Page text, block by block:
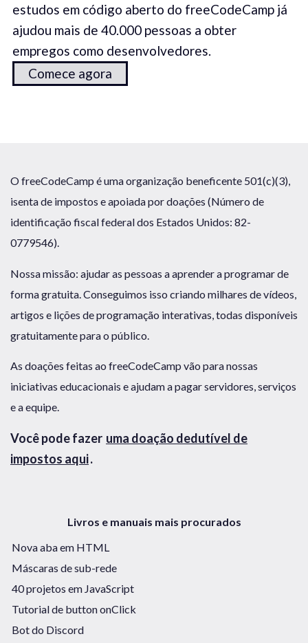
estudos em código aberto do freeCodeCamp já
ajudou mais de 40.000 pessoas a obter
empregos como desenvolvedores.
Comece agora
O freeCodeCamp é uma organização beneficente 501(c)(3),
isenta de impostos e apoiada por doações (Número de
identificação fiscal federal dos Estados Unidos: 82-
0779546).
Nossa missão: ajudar as pessoas a aprender a programar de
forma gratuita. Conseguimos isso criando milhares de vídeos,
artigos e lições de programação interativas, todas disponíveis
gratuitamente para o público.
As doações feitas ao freeCodeCamp vão para nossas
iniciativas educacionais e ajudam a pagar servidores, serviços
e a equipe.
Você pode fazer uma doação dedutível de
impostos aqui.
Livros e manuais mais procurados
Nova aba em HTML
Máscaras de sub-rede
40 projetos em JavaScript
Tutorial de button onClick
Bot do Discord